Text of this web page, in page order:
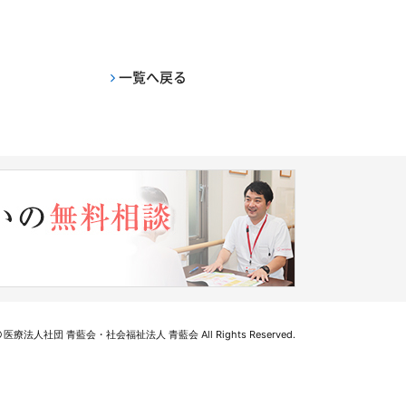
一覧へ戻る
医療法人社団 青藍会・社会福祉法人 青藍会 All Rights Reserved.